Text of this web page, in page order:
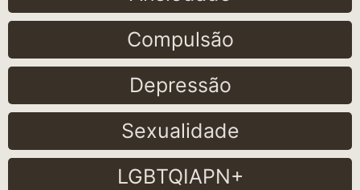
Compulsão
Depressão
Sexualidade
LGBTQIAPN+